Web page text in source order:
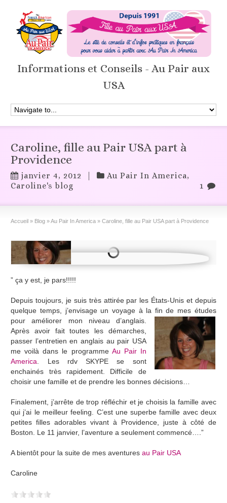
Informations et Conseils - Au Pair aux
USA
Caroline, fille au Pair USA part à
Providence
janvier 4, 2012 Au Pair In America,
Caroline's blog
1
Accueil » Blog »Au Pair In America » Caroline, fille au Pair USA part à Providence
” ça y est, je pars!!!!!
Depuis toujours, je suis très attirée par les États-Unis et depuis
quelque temps, j’envisage un voyage à la fin de mes études
pour améliorer mon niveau d’anglais.
Après avoir fait toutes les démarches,
passer l’entretien en anglais au pair USA
me voilà dans le programme Au Pair In
America. Les rdv SKYPE se sont
enchainés très rapidement. Difficile de
choisir une famille et de prendre les bonnes décisions…
Finalement, j’arrête de trop réfléchir et je choisis la famille avec
qui j’ai le meilleur feeling. C’est une superbe famille avec deux
petites filles adorables vivant à Providence, juste à côté de
Boston. Le 11 janvier, l’aventure a seulement commencé….”
A bientôt pour la suite de mes aventuresau Pair USA
Caroline